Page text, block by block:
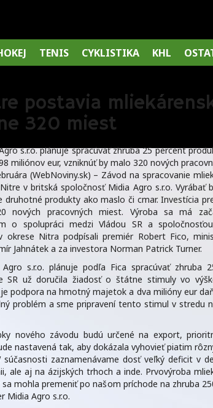
TENIS CYKLISTIKA KHL
postavia
320 miest
s.r.o. plánuje spracúvať zhruba 25 percent
miliónov eur, vzniknúť by malo 320 nových
(WebNoviny.sk) – Závod na spracovanie
v britská spoločnosť Midia Agro s.r.o. Vyrábať
druhotné produkty ako maslo či cmar. Investícia
nových pracovných miest. Výroba sa má
o spolupráci medzi Vládou SR a
okrese Nitra podpísali premiér Robert Fico,
Jahnátek a za investora Norman Patrick Turner.
s.r.o. plánuje podľa Fica spracúvať zhruba
SR už doručila žiadosť o štátne stimuly vo
podpora na hmotný majetok a dva milióny eur
problém a sme pripravení tento stimul v stredu
nového závodu budú určené na export,
nastavená tak, aby dokázala vyhovieť piatim
súčasnosti zaznamenávame dosť veľký deficit v
ale aj na ázijských trhoch a inde. Prvovýroba
mohla premeniť po našom príchode na zhruba
Midia Agro s.r.o.